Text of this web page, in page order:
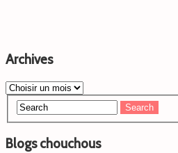
Archives
Blogs chouchous